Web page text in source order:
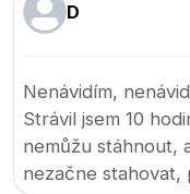
D
Nenávidím,
Strávil jsem 10
nemůžu stáhnout,
nezačne stahovat,